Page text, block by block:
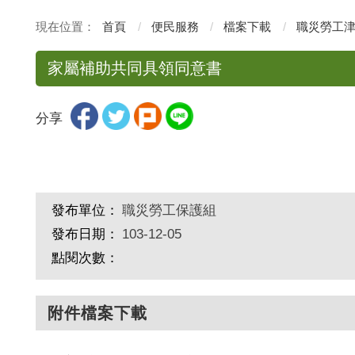
首頁 便民服務 檔案下載 職災勞工
家屬補助共同具領同意書
分享
發布單位： 職災勞工保護組
發布日期：
103-12-05
點閱次數：
附件檔案下載